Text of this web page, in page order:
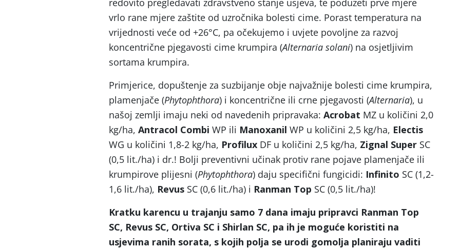
redovito pregledavati zdravstveno stanje usjeva, te poduzeti prve mjere
vrlo rane mjere zaštite od uzročnika bolesti cime. Porast temperatura na
vrijednosti veće od +26°C, pa očekujemo i uvjete povoljne za razvoj
koncentrične pjegavosti cime krumpira (Alternaria solani) na osjetljivim
sortama krumpira.
Primjerice, dopuštenje za suzbijanje obje najvažnije bolesti cime krumpira,
plamenjače (Phytophthora) i koncentrične ili crne pjegavosti (Alternaria), u
našoj zemlji imaju neki od navedenih pripravaka: Acrobat MZ u količini 2,0
kg/ha, Antracol Combi WP ili Manoxanil WP u količini 2,5 kg/ha, Electis
WG u količini 1,8-2 kg/ha, Profilux DF u količini 2,5 kg/ha, Zignal Super SC
(0,5 lit./ha) i dr.! Bolji preventivni učinak protiv rane pojave plamenjače ili
krumpirove plijesni (Phytophthora) daju specifični fungicidi: Infinito SC (1,2-
1,6 lit./ha), Revus SC (0,6 lit./ha) i Ranman Top SC (0,5 lit./ha)!
Kratku karencu u trajanju samo 7 dana imaju pripravci Ranman Top
SC, Revus SC, Ortiva SC i Shirlan SC, pa ih je moguće koristiti na
usjevima ranih sorata, s kojih polja se urodi gomolja planiraju vaditi